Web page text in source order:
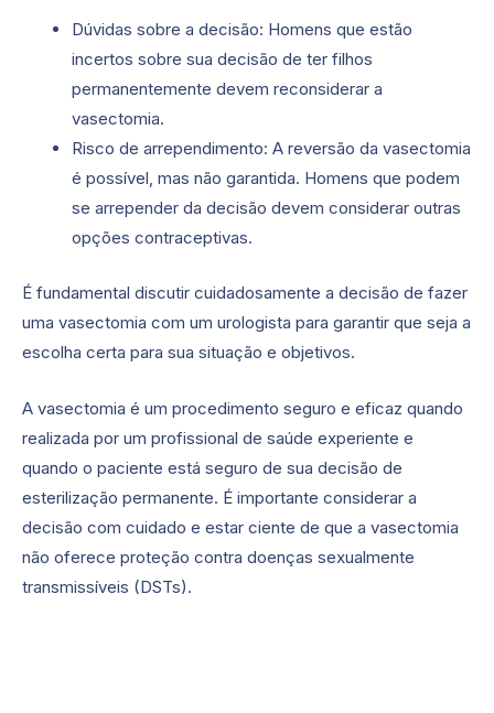
Dúvidas sobre a decisão: Homens que estão
incertos sobre sua decisão de ter filhos
permanentemente devem reconsiderar a
vasectomia.
Risco de arrependimento: A reversão da vasectomia
é possível, mas não garantida. Homens que podem
se arrepender da decisão devem considerar outras
opções contraceptivas.
É fundamental discutir cuidadosamente a decisão de fazer
uma vasectomia com um urologista para garantir que seja a
escolha certa para sua situação e objetivos.
A vasectomia é um procedimento seguro e eficaz quando
realizada por um profissional de saúde experiente e
quando o paciente está seguro de sua decisão de
esterilização permanente. É importante considerar a
decisão com cuidado e estar ciente de que a vasectomia
não oferece proteção contra doenças sexualmente
transmissíveis (DSTs).